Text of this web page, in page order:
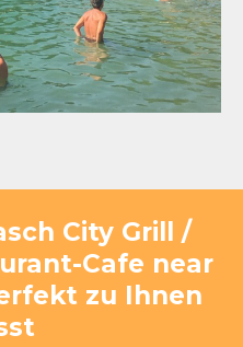
City Grill /
Cafe near
zu Ihnen